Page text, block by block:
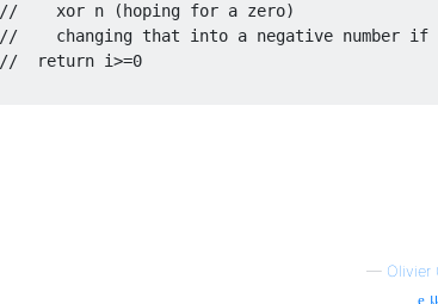
//    xor n (hoping for a zero)
//    changing that into a negative number if
//  return i>=0
— Olivier